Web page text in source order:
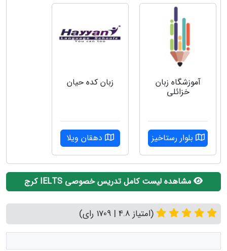
آموزشگاه زبان
خزائلی
بلوار رستاخیز
زبان کده حیان
دهقان ویلا
مشاهده لیست کامل تدریس خصوصی IELTS کرج
(امتیاز 4.8 | 1709 رای)